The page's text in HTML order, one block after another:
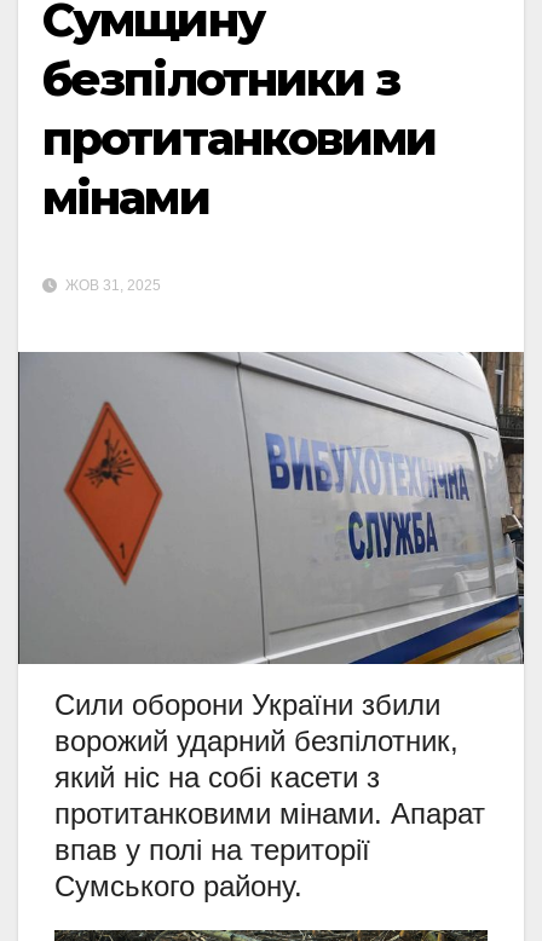
Сумщину
безпілотники з
протитанковими
мінами
ЖОВ 31, 2025
Сили оборони України збили
ворожий ударний безпілотник,
який ніс на собі касети з
протитанковими мінами. Апарат
впав у полі на території
Сумського району.